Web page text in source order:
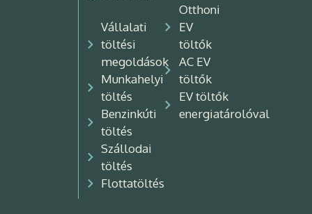
Vállalati
töltési
megoldások
Munkahelyi
töltés
Benzinkúti
töltés
Szállodai
töltés
Flottatöltés
Otthoni
EV
töltők
AC EV
töltők
EV töltők
energiatárolóval